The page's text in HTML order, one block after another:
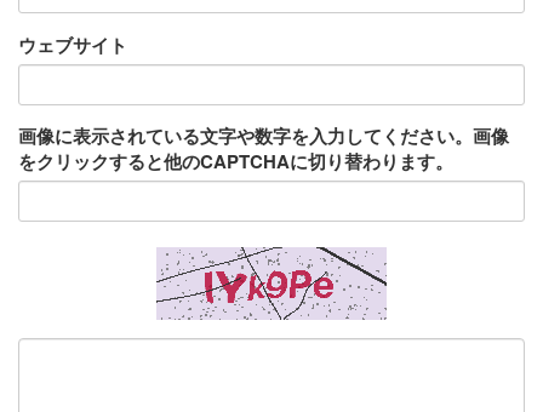
ウェブサイト
画像に表示されている文字や数字を入力してください。画像
をクリックすると他のCAPTCHAに切り替わります。